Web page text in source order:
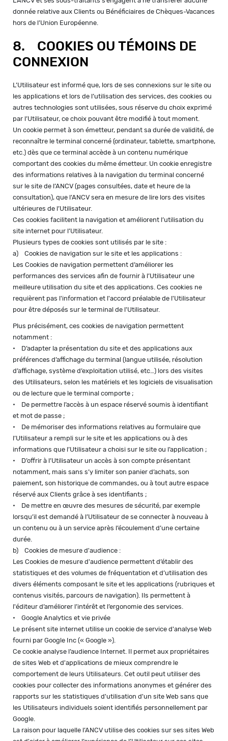
donnée relative aux Clients ou Bénéficiaires de Chèques-Vacances
hors de l’Union Européenne.
8. COOKIES OU TÉMOINS DE
CONNEXION
L’Utilisateur est informé que, lors de ses connexions sur le site ou
les applications et lors de l’utilisation des services, des cookies ou
autres technologies sont utilisées, sous réserve du choix exprimé
par l’Utilisateur, ce choix pouvant être modifié à tout moment.
Un cookie permet à son émetteur, pendant sa durée de validité, de
reconnaître le terminal concerné (ordinateur, tablette, smartphone,
etc.) dès que ce terminal accède à un contenu numérique
comportant des cookies du même émetteur. Un cookie enregistre
des informations relatives à la navigation du terminal concerné
sur le site de l’ANCV (pages consultées, date et heure de la
consultation), que l’ANCV sera en mesure de lire lors des visites
ultérieures de l’Utilisateur.
Ces cookies facilitent la navigation et améliorent l’utilisation du
site internet pour l’Utilisateur.
Plusieurs types de cookies sont utilisés par le site :
a) Cookies de navigation sur le site et les applications :
Les Cookies de navigation permettent d’améliorer les
performances des services afin de fournir à l’Utilisateur une
meilleure utilisation du site et des applications. Ces cookies ne
requièrent pas l'information et l'accord préalable de l'Utilisateur
pour être déposés sur le terminal de l'Utilisateur.
Plus précisément, ces cookies de navigation permettent
notamment :
• D’adapter la présentation du site et des applications aux
préférences d’affichage du terminal (langue utilisée, résolution
d’affichage, système d’exploitation utilisé, etc…) lors des visites
des Utilisateurs, selon les matériels et les logiciels de visualisation
ou de lecture que le terminal comporte ;
• De permettre l’accès à un espace réservé soumis à identifiant
et mot de passe ;
• De mémoriser des informations relatives au formulaire que
l’Utilisateur a rempli sur le site et les applications ou à des
informations que l’Utilisateur a choisi sur le site ou l’application ;
• D’offrir à l’Utilisateur un accès à son compte présentant
notamment, mais sans s’y limiter son panier d’achats, son
paiement, son historique de commandes, ou à tout autre espace
réservé aux Clients grâce à ses identifiants ;
• De mettre en œuvre des mesures de sécurité, par exemple
lorsqu’il est demandé à l’Utilisateur de se connecter à nouveau à
un contenu ou à un service après l’écoulement d’une certaine
durée.
b) Cookies de mesure d'audience :
Les Cookies de mesure d'audience permettent d’établir des
statistiques et des volumes de fréquentation et d’utilisation des
divers éléments composant le site et les applications (rubriques et
contenus visités, parcours de navigation). Ils permettent à
l'éditeur d’améliorer l’intérêt et l’ergonomie des services.
• Google Analytics et vie privée
Le présent site internet utilise un cookie de service d'analyse Web
fourni par Google Inc (« Google »).
Ce cookie analyse l’audience Internet. Il permet aux propriétaires
de sites Web et d'applications de mieux comprendre le
comportement de leurs Utilisateurs. Cet outil peut utiliser des
cookies pour collecter des informations anonymes et générer des
rapports sur les statistiques d'utilisation d'un site Web sans que
les Utilisateurs individuels soient identifiés personnellement par
Google.
La raison pour laquelle l’ANCV utilise des cookies sur ses sites Web